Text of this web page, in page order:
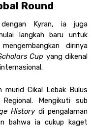
Round
dengan Kyran, ia juga
langkah baru untuk
dirinya
Cup yang dikenal
murid Cikal Lebak Bulus
Mengikuti sub
History di pengalaman
bahwa ia cukup kaget